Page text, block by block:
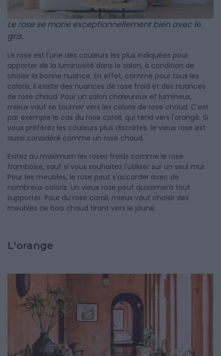
Le rose se marie exceptionnellement bien avec le
gris.
Le rose est l'une des couleurs les plus indiquées pour
apporter de la luminosité dans le salon, à condition de
choisir la bonne nuance. En effet, comme pour tous les
coloris, il existe des nuances de rose froid et des nuances
de rose chaud. Pour un salon chaleureux et lumineux,
mieux vaut se tourner vers les coloris de rose chaud. C'est
par exemple le cas du rose corail, qui tend vers l'orangé. Si
vous préférez les couleurs plus discrètes, le vieux rose est
aussi considéré comme un rose chaud.
Evitez au maximum les roses froids comme le rose
framboise, sauf si vous souhaitez l'utiliser sur un seul mur.
Pour les meubles, le rose peut s'accorder avec de
nombreux coloris. Un vieux rose peut quasiment tout
supporter. Pour du rose corail, mieux vaut choisir des
meubles de bois chaud tirant vers le jaune.
L'orange